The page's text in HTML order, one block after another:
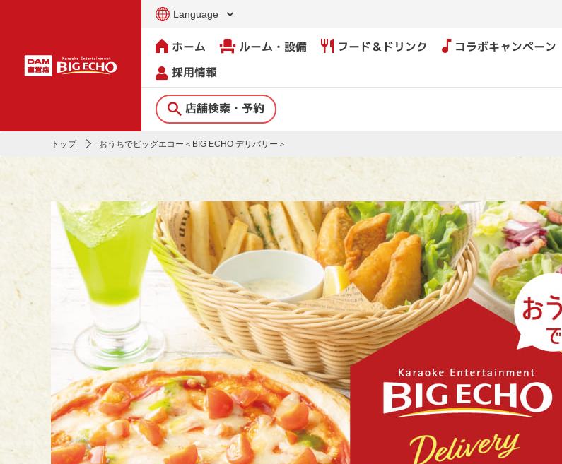
Language
ホーム ルーム・設備 フード＆ドリンク コラボキャンペーン
採用情報
店舗検索・予約
トップ おうちでビッグエコー＜BIG ECHO デリバリー＞